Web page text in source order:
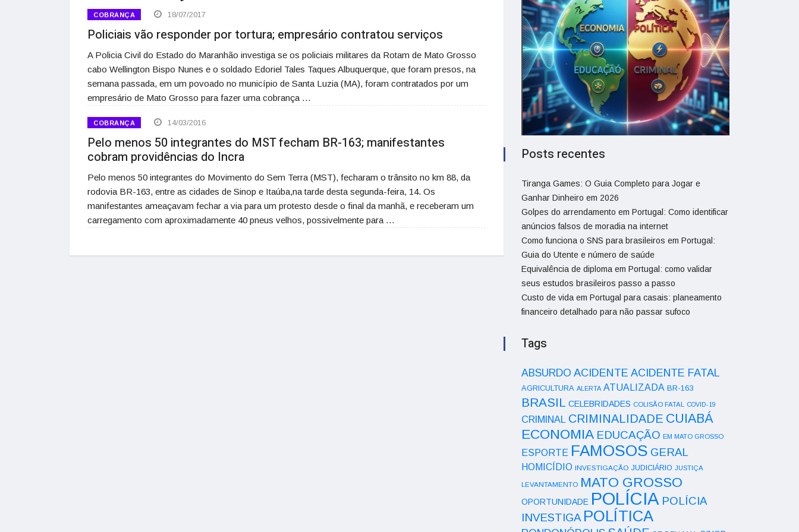
COBRANÇA 18/07/2017
Policiais vão responder por tortura; empresário contratou serviços
A Policia Civil do Estado do Maranhão investiga se os policiais militares da Rotam de Mato Grosso
cabo Wellington Bispo Nunes e o soldado Edoriel Tales Taques Albuquerque, que foram presos, na
semana passada, em um povoado no município de Santa Luzia (MA), foram contratados por um
empresário de Mato Grosso para fazer uma cobrança …
COBRANÇA 14/03/2016
Pelo menos 50 integrantes do MST fecham BR-163; manifestantes
cobram providências do Incra
Pelo menos 50 integrantes do Movimento do Sem Terra (MST), fecharam o trânsito no km 88, da
rodovia BR-163, entre as cidades de Sinop e Itaúba,na tarde desta segunda-feira, 14. Os
manifestantes ameaçavam fechar a via para um protesto desde o final da manhã, e receberam um
carregamento com aproximadamente 40 pneus velhos, possivelmente para …
Posts recentes
Tiranga Games: O Guia Completo para Jogar e
Ganhar Dinheiro em 2026
Golpes do arrendamento em Portugal: Como identificar
anúncios falsos de moradia na internet
Como funciona o SNS para brasileiros em Portugal:
Guia do Utente e número de saúde
Equivalência de diploma em Portugal: como validar
seus estudos brasileiros passo a passo
Custo de vida em Portugal para casais: planeamento
financeiro detalhado para não passar sufoco
Tags
ABSURDO ACIDENTE ACIDENTE FATAL
AGRICULTURA ALERTA ATUALIZADA BR-163
BRASIL CELEBRIDADES COLISÃO FATAL COVID-19
CRIMINAL CRIMINALIDADE CUIABÁ
ECONOMIA EDUCAÇÃO EM MATO GROSSO
ESPORTE FAMOSOS GERAL
HOMICÍDIO INVESTIGAÇÃO JUDICIÁRIO JUSTIÇA
LEVANTAMENTO MATO GROSSO
OPORTUNIDADE POLÍCIA POLÍCIA
INVESTIGA POLÍTICA